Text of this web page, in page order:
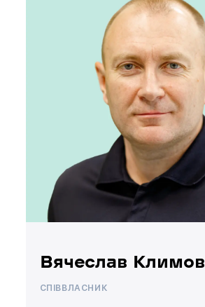
Вячеслав Климов
СПІВВЛАСНИК